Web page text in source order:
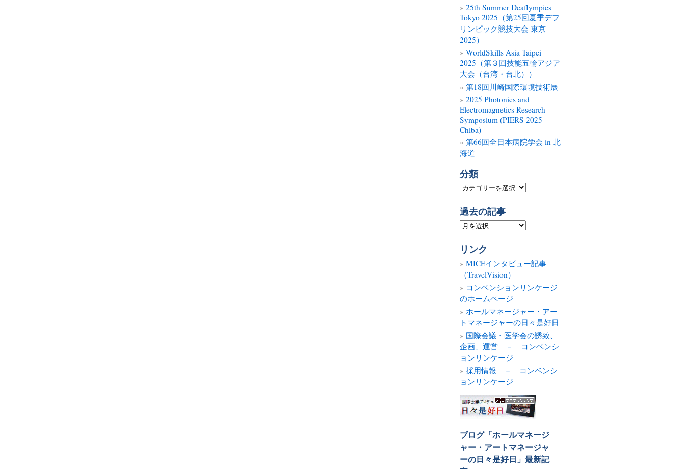
25th Summer Deaflympics
Tokyo 2025（第25回夏季デフ
リンピック競技大会 東京
2025）
WorldSkills Asia Taipei
2025（第３回技能五輪アジア
大会（台湾・台北））
第18回川崎国際環境技術展
2025 Photonics and
Electromagnetics Research
Symposium (PIERS 2025
Chiba)
第66回全日本病院学会 in 北
海道
分類
分
過去の記事
過
の
記
事
リンク
MICEインタビュー記事
（TravelVision）
コンベンションリンケージ
のホームページ
ホールマネージャー・アー
トマネージャーの日々是好日
国際会議・医学会の誘致、
企画、運営 － コンベンシ
ョンリンケージ
採用情報 － コンベンシ
ョンリンケージ
ブログ「ホールマネージ
ャー・アートマネージャ
ーの日々是好日」最新記